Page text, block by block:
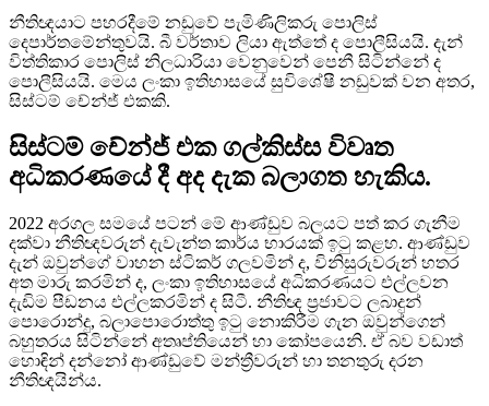
නීතිඥයාට පහරදීමේ නඩුවේ පැමිණිලිකරු පොලිස්
දෙපාර්තමේන්තුවයි. බී වර්තාව ලියා ඇත්තේ ද පොලීසියයි. දැන්
විත්තිකාර පොලිස් නිලධාරියා වෙනුවෙන් පෙනී සිටින්නේ ද
පොලීසියයි. මෙය ලංකා ඉතිහාසයේ සුවිශේෂී නඩුවක් වන අතර,
සිස්ටම් චේන්ජ් එකකි.
සිස්ටම් චේන්ජ් එක ගල්කිස්ස විවෘත
අධිකරණයේ දී අද දැක බලාගත හැකිය.
2022 අරගල සමයේ පටන් මේ ආණ්ඩුව බලයට පත් කර ගැනීම
දක්වා නීතිඥවරුන් දැවැන්ත කාර්ය භාරයක් ඉටු කළහ. ආණ්ඩුව
දැන් ඔවුන්ගේ වාහන ස්ටිකර් ගලවමින් ද, විනිසුරුවරුන් හතර
අත මාරු කරමින් ද, ලංකා ඉතිහාසයේ අධිකරණයට එල්ලවන
දැඩිම පීඩනය එල්ලකරමින් ද සිටී. නීතිඥ ප්‍රජාවට ලබාදුන්
පොරොන්දු, බලාපොරොත්තු ඉටු නොකිරීම ගැන ඔවුන්ගෙන්
බහුතරය සිටින්නේ අතෘප්තියෙන් හා කෝපයෙනි. ඒ බව වඩාත්
හොඳින් දන්නෝ ආණ්ඩුවේ මන්ත්‍රීවරුන් හා තනතුරු දරන
නීතිඥයින්ය.